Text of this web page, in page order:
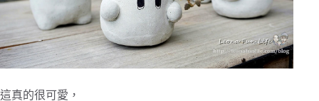
這真的很可愛，